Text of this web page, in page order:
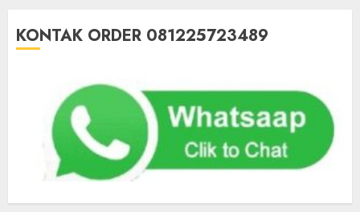
KONTAK ORDER 081225723489